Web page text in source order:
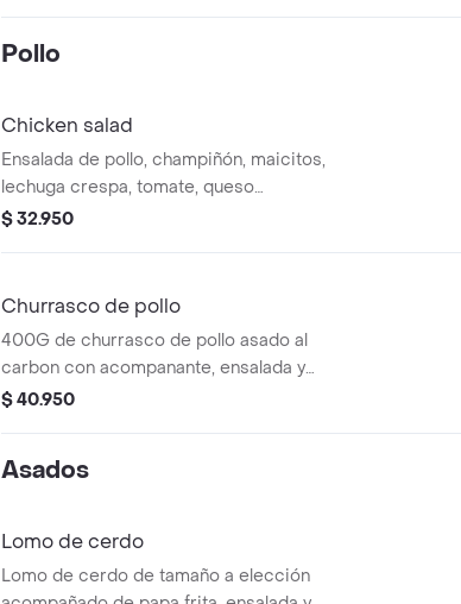
Pollo
Chicken salad
Ensalada de pollo, champiñón, maicitos,
lechuga crespa, tomate, queso
parmesano y salsa césar.
$ 32.950
Churrasco de pollo
400G de churrasco de pollo asado al
carbon con acompanante, ensalada y
arepa.
$ 40.950
Asados
Lomo de cerdo
Lomo de cerdo de tamaño a elección